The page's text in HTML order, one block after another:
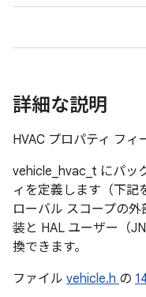
詳細な説明
HVAC プロパティ フィ
vehicle_hvac_t にパッ
ィを定義します（下記
ローバル スコープの
装と HAL ユーザー（
換できます。
ファイル vehicle.h の